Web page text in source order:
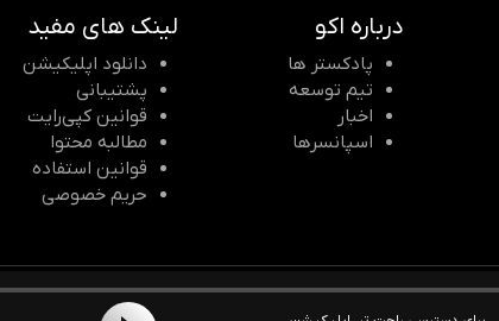
درباره اکو
پادکستر ها
تیم توسعه
اخبار
اسپانسرها
لینک های مفید
دانلود اپلیکیشن
پشتیبانی
قوانین کپی‌رایت
مطالبه محتوا
قوانین استفاده
حریم خصوصی